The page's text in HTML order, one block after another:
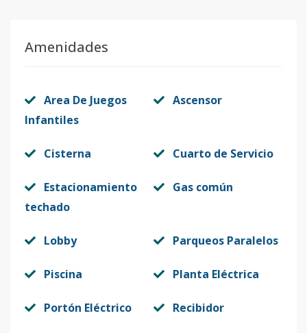
Amenidades
Area De Juegos
Infantiles
Ascensor
Cisterna Cuarto de Servicio
Estacionamiento
techado
Gas común
Lobby Parqueos Paralelos
Piscina Planta Eléctrica
Portón Eléctrico Recibidor